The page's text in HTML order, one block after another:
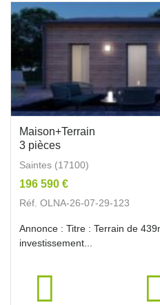
Maison+Terrain
3 pièces
Saintes (17100)
196 590 €
Réf. OLNA-26-07-29-123
Annonce : Titre : Terrain de
investissement...